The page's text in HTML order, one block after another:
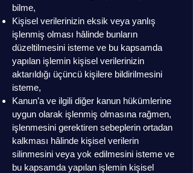
bilme,
Kişisel verilerinizin eksik veya yanlış
işlenmiş olması hâlinde bunların
düzeltilmesini isteme ve bu kapsamda
yapılan işlemin kişisel verilerinizin
aktarıldığı üçüncü kişilere bildirilmesini
isteme,
Kanun’a ve ilgili diğer kanun hükümlerine
uygun olarak işlenmiş olmasına rağmen,
işlenmesini gerektiren sebeplerin ortadan
kalkması hâlinde kişisel verilerin
silinmesini veya yok edilmesini isteme ve
bu kapsamda yapılan işlemin kişisel